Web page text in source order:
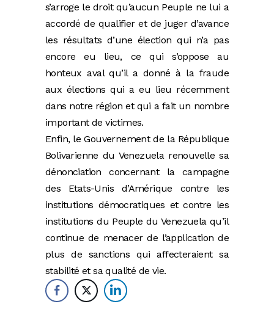
s’arroge le droit qu’aucun Peuple ne lui a
accordé de qualifier et de juger d’avance
les résultats d’une élection qui n’a pas
encore eu lieu, ce qui s’oppose au
honteux aval qu’il a donné à la fraude
aux élections qui a eu lieu récemment
dans notre région et qui a fait un nombre
important de victimes.
Enfin, le Gouvernement de la République
Bolivarienne du Venezuela renouvelle sa
dénonciation concernant la campagne
des Etats-Unis d’Amérique contre les
institutions démocratiques et contre les
institutions du Peuple du Venezuela qu’il
continue de menacer de l’application de
plus de sanctions qui affecteraient sa
stabilité et sa qualité de vie.